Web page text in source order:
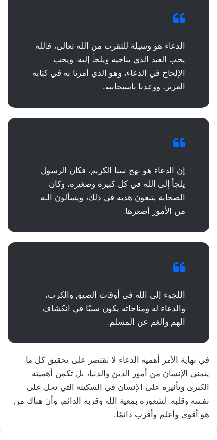
الدعاء هو وسيلة للتقرب من الله تعالى، فالله
يحب العبد الذي يناجيه ويلجأ إليه، ويحب
الإلحاح في الدعاء، وهو الذي أمرنا به في كتابه
العزيز، ووعدنا باستجابته.
إن الدعاء هو نهج نبينا الكريم، فكان الرسول
يلجأ إلى الله في كل كبيرة وصغيرة، وكان
الصحابة يتبعون هديه في ذلك، ويسألون الله
من الأمور أصغرها.
اللجوء إلى الله في أوقات الضيق والكرب،
والدعاء له ومناجاته يكون سببًا في انكشاف
الهم والغم عن المسلم.
في نهاية الأمر أهمية الدعاء لا تقتصر على تحقيق كل ما
يتمنى الإنسان من أمور الدين والدنيا، بل تكمن أهميته
الكبرى وتأثيره على الإنسان في السكينة التي تحل على
نفسه وقلبه، لشعوره بمعية الله وقربه الدائم، وأن هناك من
هو أقوى وأعلم وأقرب دائمًا.